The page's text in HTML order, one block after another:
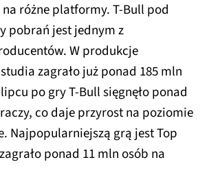
różne platformy. T-Bull pod
pobrań jest jednym z
W produkcje
zagrało już ponad 185 mln
po gry T-Bull sięgnęło ponad
co daje przyrost na poziomie
Najpopularniejszą grą jest Top
ponad 11 mln osób na